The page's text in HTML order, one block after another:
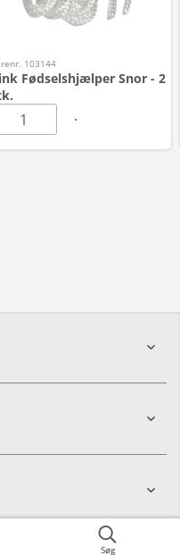
Søg
103144
Fødselshjælper Snor - 2